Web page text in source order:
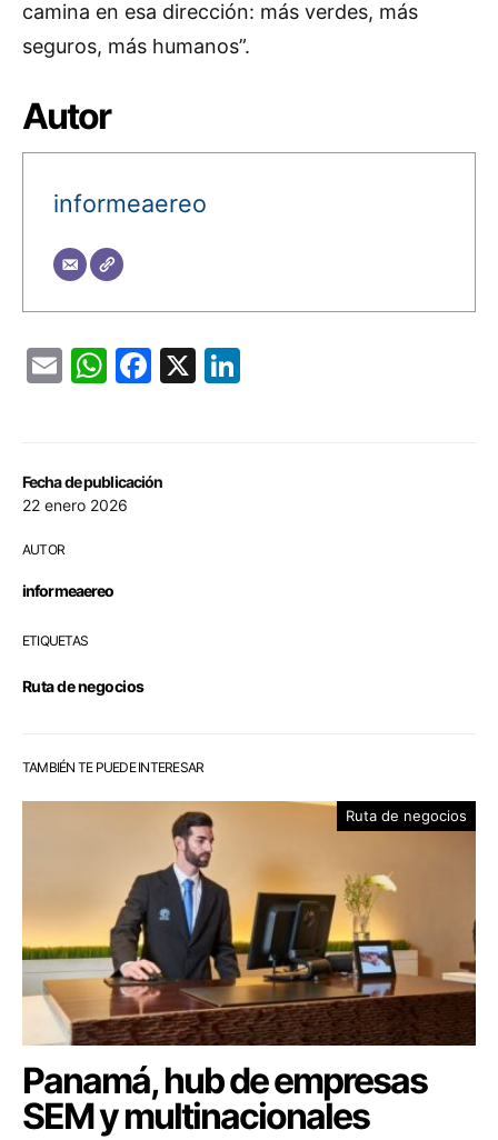
Fecha de publicación
22 enero 2026
AUTOR
informeaereo
ETIQUETAS
Ruta de negocios
camina en esa dirección: más verdes, más
seguros, más humanos”.
Autor
informeaereo
EmailWhatsApp
Facebook
X
TAMBIÉN TE PUEDE INTERESAR
Ruta de negocios
Panamá, hub de empresas
SEM y multinacionales